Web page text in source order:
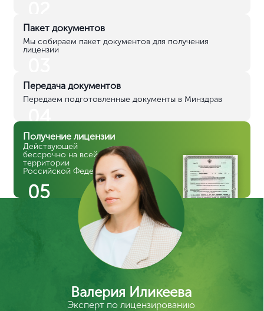
Пакет документов
Мы собираем пакет документов для получения
лицензии
Передача документов
Передаем подготовленные документы в Минздрав
04
Получение лицензии
Действующей
бессрочно на всей
территории
Российской Федерации
05
Валерия Иликеева
Эксперт по лицензированию